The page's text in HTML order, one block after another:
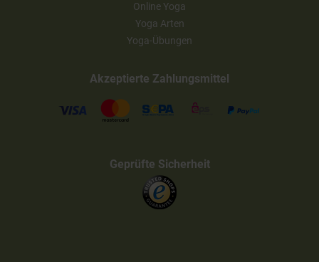
Online Yoga
Yoga Arten
Yoga-Übungen
Akzeptierte Zahlungsmittel
Geprüfte Sicherheit